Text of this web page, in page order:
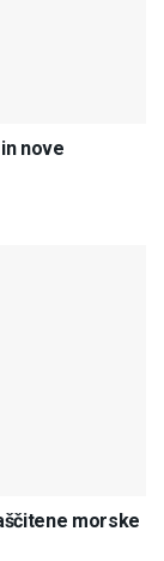
nove
morske